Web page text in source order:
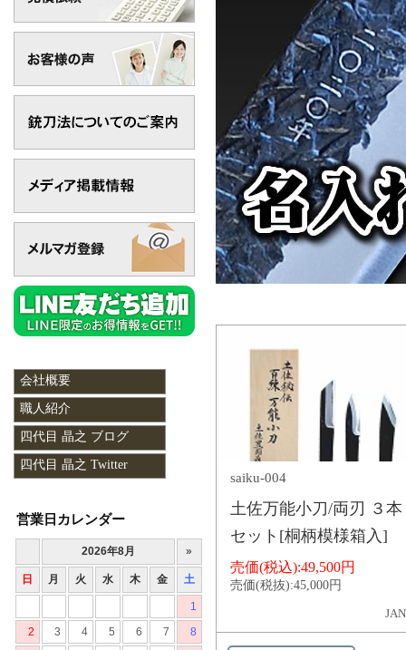
saiku-004
土佐万能小刀/両刃 ３本
セット[桐柄模様箱入]
売価(税込):49,500円
売価(税抜):45,000円
会社概要
職人紹介
四代目 晶之 ブログ
四代目 晶之 Twitter
営業日カレンダー